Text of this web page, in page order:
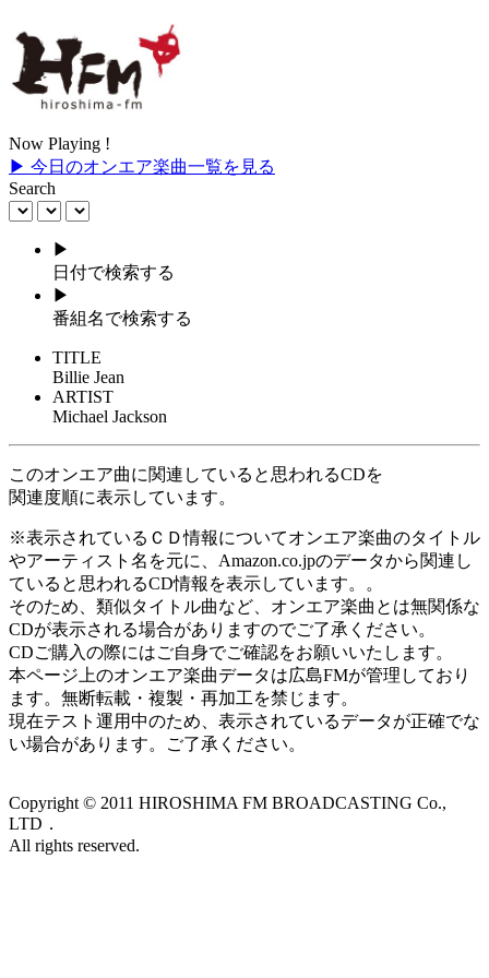
Now Playing !
▶ 今日のオンエア楽曲一覧を見る
Search
▶
日付で検索する
▶
番組名で検索する
TITLE
Billie Jean
ARTIST
Michael Jackson
このオンエア曲に関連していると思われるCDを
関連度順に表示しています。
※表示されているＣＤ情報についてオンエア楽曲のタイトル
やアーティスト名を元に、Amazon.co.jpのデータから関連し
ていると思われるCD情報を表示しています。。
そのため、類似タイトル曲など、オンエア楽曲とは無関係な
CDが表示される場合がありますのでご了承ください。
CDご購入の際にはご自身でご確認をお願いいたします。
本ページ上のオンエア楽曲データは広島FMが管理しており
ます。無断転載・複製・再加工を禁じます。
現在テスト運用中のため、表示されているデータが正確でな
い場合があります。ご了承ください。
Copyright © 2011 HIROSHIMA FM BROADCASTING Co.,
LTD．
All rights reserved.